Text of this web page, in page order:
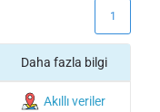
1
Daha fazla bilgi
Akıllı veriler